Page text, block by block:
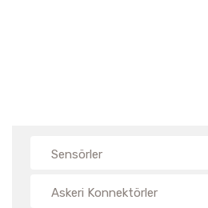
Sensörler
Askeri Konnektörler